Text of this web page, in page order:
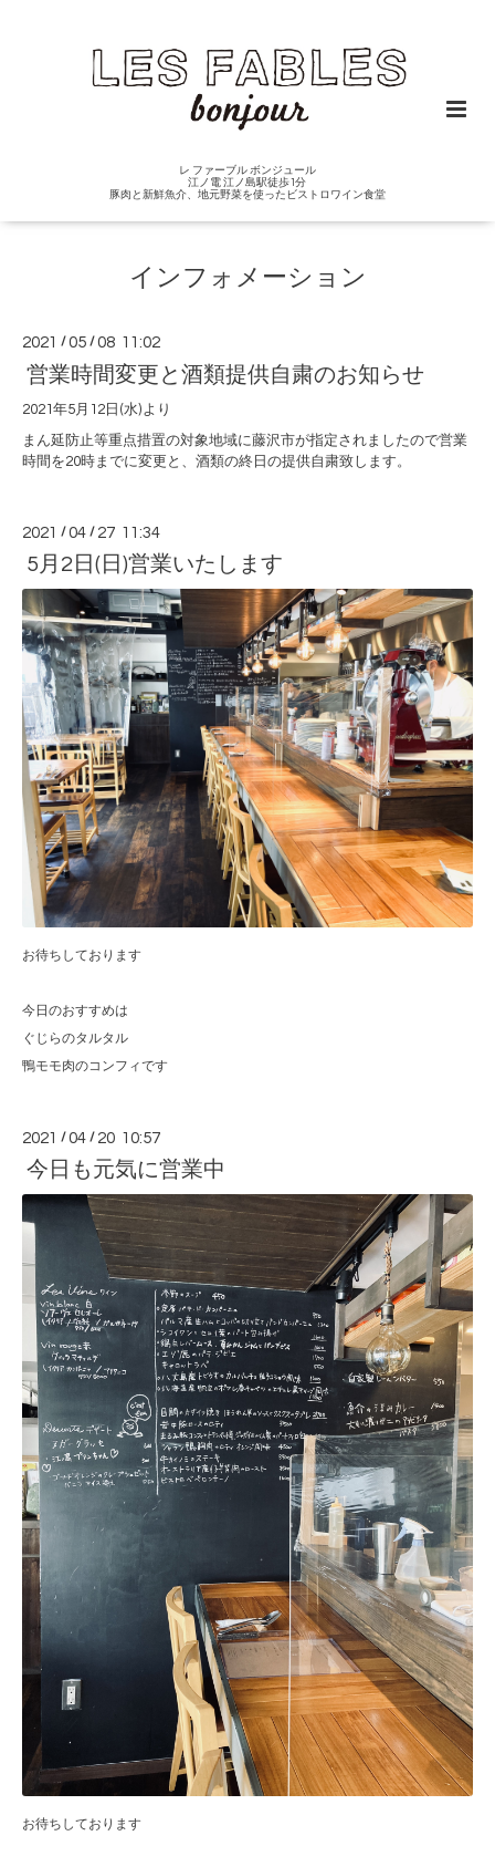
レ ファーブル ボンジュール
江ノ電 江ノ島駅徒歩1分
豚肉と新鮮魚介、地元野菜を使ったビストロワイン食堂
インフォメーション
2021 /05 /08 11:02
営業時間変更と酒類提供自粛のお知らせ
2021 年5月 12 日 (水)より
まん延防止等重点措置の対象地域に藤沢市が指定されましたので営業
時間を20時までに変更と、酒類の終日の提供自粛致します。
2021 /04 / 27 11:34
5月2日(日)営業いたします
お待ちしております
今日のおすすめは
ぐじらのタルタル
鴨モモ肉のコンフィです
2021 /04 / 20 10:57
今日も元気に営業中
お待ちしております